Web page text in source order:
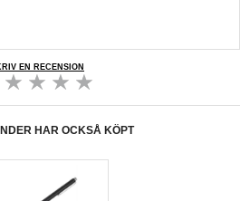
EN RECENSION
HAR OCKSÅ KÖPT